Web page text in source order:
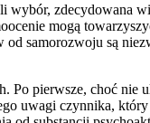
wybór, zdecydowana
mogą
od samorozwoju są
Po pierwsze, choć nie
uwagi czynnika,